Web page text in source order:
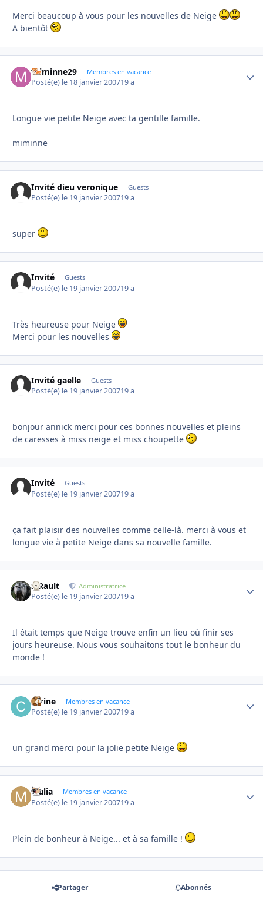
Merci beaucoup à vous pour les nouvelles de Neige
A bientôt
miminne29 Membres en vacance
Posté(e) le 18 janvier 200719 a
Longue vie petite Neige avec ta gentille famille.
miminne
Invité dieu veronique Guests
Posté(e) le 19 janvier 200719 a
super
Invité Guests
Posté(e) le 19 janvier 200719 a
Très heureuse pour Neige
Merci pour les nouvelles
Invité gaelle Guests
Posté(e) le 19 janvier 200719 a
bonjour annick merci pour ces bonnes nouvelles et pleins
de caresses à miss neige et miss choupette
Invité Guests
Posté(e) le 19 janvier 200719 a
ça fait plaisir des nouvelles comme celle-là. merci à vous et
longue vie à petite Neige dans sa nouvelle famille.
S.Rault Administratrice
Posté(e) le 19 janvier 200719 a
Il était temps que Neige trouve enfin un lieu où finir ses
jours heureuse. Nous vous souhaitons tout le bonheur du
monde !
carine Membres en vacance
Posté(e) le 19 janvier 200719 a
un grand merci pour la jolie petite Neige
Malia Membres en vacance
Posté(e) le 19 janvier 200719 a
Plein de bonheur à Neige... et à sa famille !
Partager Abonnés